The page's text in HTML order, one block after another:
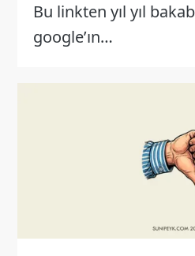
Bu linkten yıl yıl
google’ın…